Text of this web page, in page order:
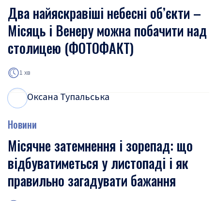
Два найяскравіші небесні об’єкти –
Місяць і Венеру можна побачити над
столицею (ФОТОФАКТ)
1 хв
Оксана Тупальська
Новини
Місячне затемнення і зорепад: що
відбуватиметься у листопаді і як
правильно загадувати бажання